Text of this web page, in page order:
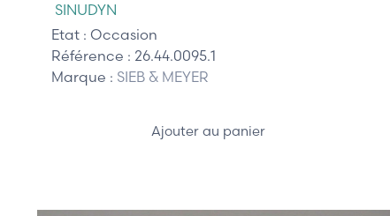
SINUDYN
Etat : Occasion
Référence : 26.44.0095.1
Marque : SIEB & MEYER
Ajouter au panier